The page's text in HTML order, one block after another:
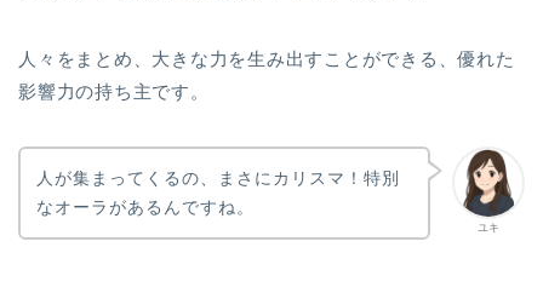
人々をまとめ、大きな力を生み出すことができる、優れた
影響力の持ち主です。
ユキ
人が集まってくるの、まさにカリスマ！特別
なオーラがあるんですね。